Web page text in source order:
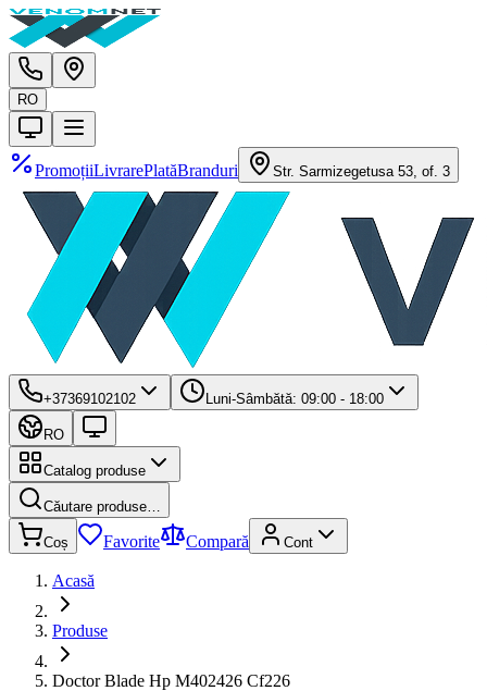
RO
PromoțiiLivrarePlatăBranduri Str. Sarmizegetusa 53, of. 3
+37369102102 Luni-Sâmbătă: 09:00 - 18:00
RO
Catalog produse
Căutare produse…
Coș Favorite Compară Cont
Acasă
Produse
Doctor Blade Hp M402426 Cf226